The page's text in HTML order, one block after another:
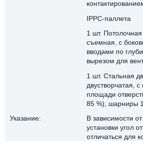
IPPC-паллета
1 шт.
съемная, с
вводами по
вырезом для
1 шт. Стальная
двустворчатая,
площади
85 %), шарниры
Указание:
В зависимости
установки угол
отличаться для